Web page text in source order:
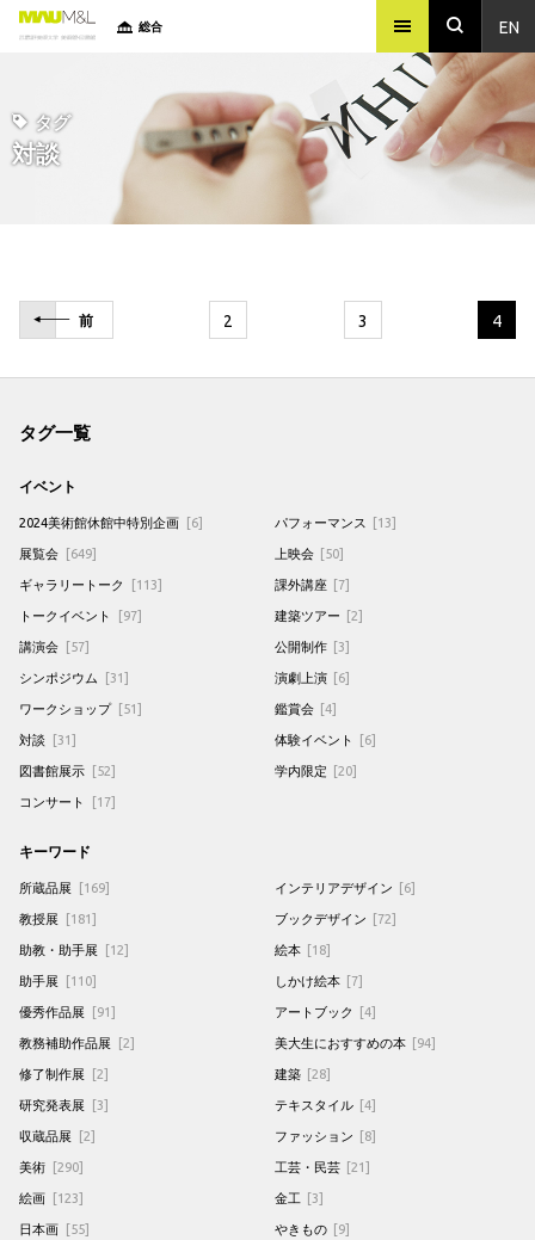
EN
総合
タグ
対談
前 2 3 4
タグ一覧
イベント
2024美術館休館中特別企画 [6]
展覧会 [649]
ギャラリートーク [113]
トークイベント [97]
講演会 [57]
シンポジウム [31]
ワークショップ [51]
対談 [31]
図書館展示 [52]
コンサート [17]
パフォーマンス [13]
上映会 [50]
課外講座 [7]
建築ツアー [2]
公開制作 [3]
演劇上演 [6]
鑑賞会 [4]
体験イベント [6]
学内限定 [20]
キーワード
所蔵品展 [169]
教授展 [181]
助教・助手展 [12]
助手展 [110]
優秀作品展 [91]
教務補助作品展 [2]
修了制作展 [2]
研究発表展 [3]
収蔵品展 [2]
美術 [290]
絵画 [123]
日本画 [55]
インテリアデザイン [6]
ブックデザイン [72]
絵本 [18]
しかけ絵本 [7]
アートブック [4]
美大生におすすめの本 [94]
建築 [28]
テキスタイル [4]
ファッション [8]
工芸・民芸 [21]
金工 [3]
やきもの [9]